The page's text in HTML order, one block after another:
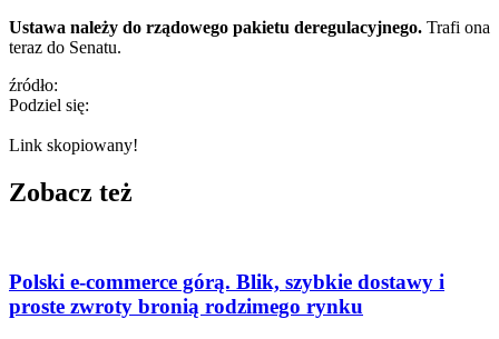
Ustawa należy do rządowego pakietu deregulacyjnego. Trafi ona
teraz do Senatu.
źródło:
Podziel się:
Link skopiowany!
Zobacz też
Polski e-commerce górą. Blik, szybkie dostawy i
proste zwroty bronią rodzimego rynku